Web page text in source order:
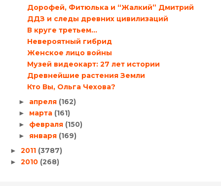
Дорофей, Фитюлька и “Жалкий” Дмитрий
ДДЗ и следы древних цивилизаций
В круге третьем…
Невероятный гибрид
Женское лицо войны
Музей видеокарт: 27 лет истории
Древнейшие растения Земли
Кто Вы, Ольга Чехова?
► апреля (162)
► марта (161)
► февраля (150)
► января (169)
► 2011 (3787)
► 2010 (268)